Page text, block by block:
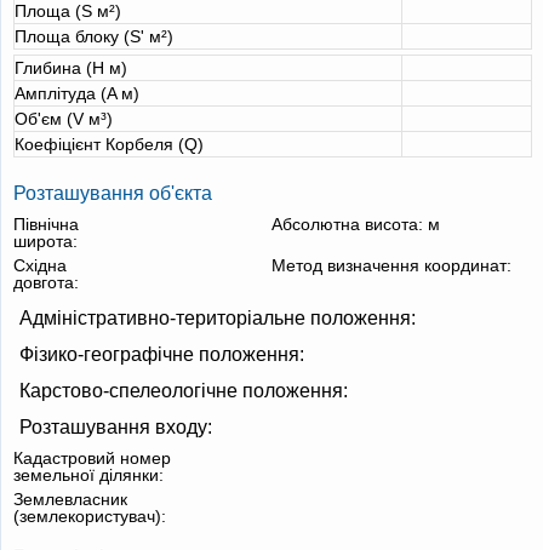
Площа (S м²)
Площа блоку (S' м²)
Глибина (H м)
Амплітуда (A м)
Об'єм (V м³)
Коефіцієнт Корбеля (Q)
Розташування об'єкта
Північна
широта:
Абсолютна висота: м
Східна
довгота:
Метод визначення координат:
Адміністративно-територіальне положення:
Фізико-географічне положення:
Карстово-спелеологічне положення:
Розташування входу:
Кадастровий номер
земельної ділянки:
Землевласник
(землекористувач):